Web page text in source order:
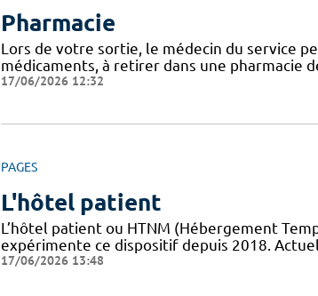
Pharmacie
Lors de votre sortie, le médecin du service
médicaments, à retirer dans une pharmacie
17/06/2026 12:32
PAGES
L'hôtel patient
L’hôtel patient ​​ou HTNM (Hébergement
expérimente ce dispositif depuis 2018.
17/06/2026 13:48